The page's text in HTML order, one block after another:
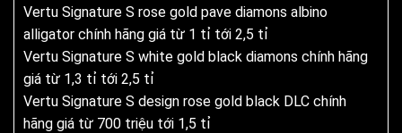
Vertu Signature S rose gold pave diamons albino
alligator chính hãng giá từ 1 tỉ tới 2,5 tỉ
Vertu Signature S white gold black diamons chính hãng
giá từ 1,3 tỉ tới 2,5 tỉ
Vertu Signature S design rose gold black DLC chính
hãng giá từ 700 triệu tới 1,5 tỉ